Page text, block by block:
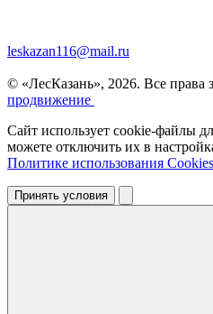
leskazan116@mail.ru
© «ЛесКазань», 2026. Все
продвижение
Сайт использует cookie-файлы
можете отключить их в
Политике использования Cookies
Принять условия